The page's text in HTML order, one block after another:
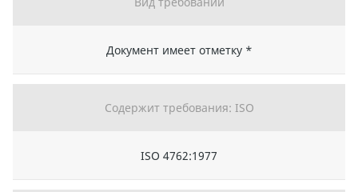
Документ имеет отметку *
Содержит требования: ISO
ISO 4762:1977